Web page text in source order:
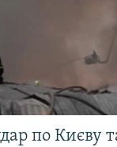
по Києву